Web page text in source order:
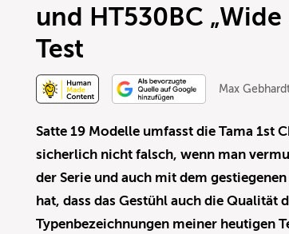
und HT530BC
Test
Max
Satte 19 Modelle umfasst die Tama 1st
sicherlich nicht falsch, wenn man
der Serie und auch mit dem
hat, dass das Gestühl auch die Qualität
Typenbezeichnungen meiner heutigen